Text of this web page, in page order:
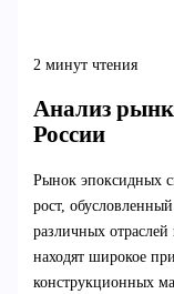
2 минут чтения
Анализ
России
Рынок эпоксидных
рост,
различных
находят широкое
конструкционных